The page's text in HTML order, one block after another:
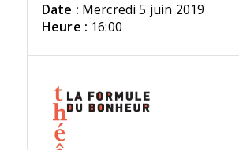
Date : Mercredi 5 juin 2019
Heure : 16:00